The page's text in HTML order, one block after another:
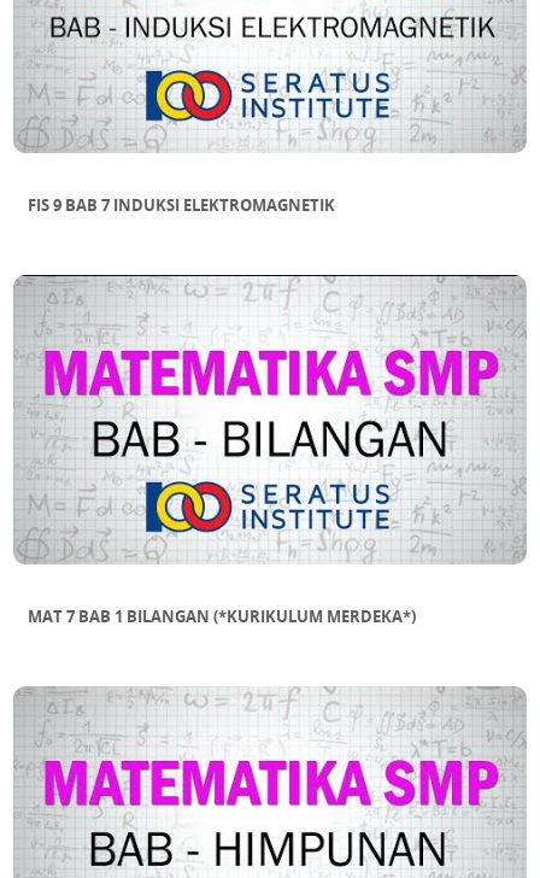
FIS 9 BAB 7 INDUKSI ELEKTROMAGNETIK
MAT 7 BAB 1 BILANGAN (*KURIKULUM MERDEKA*)